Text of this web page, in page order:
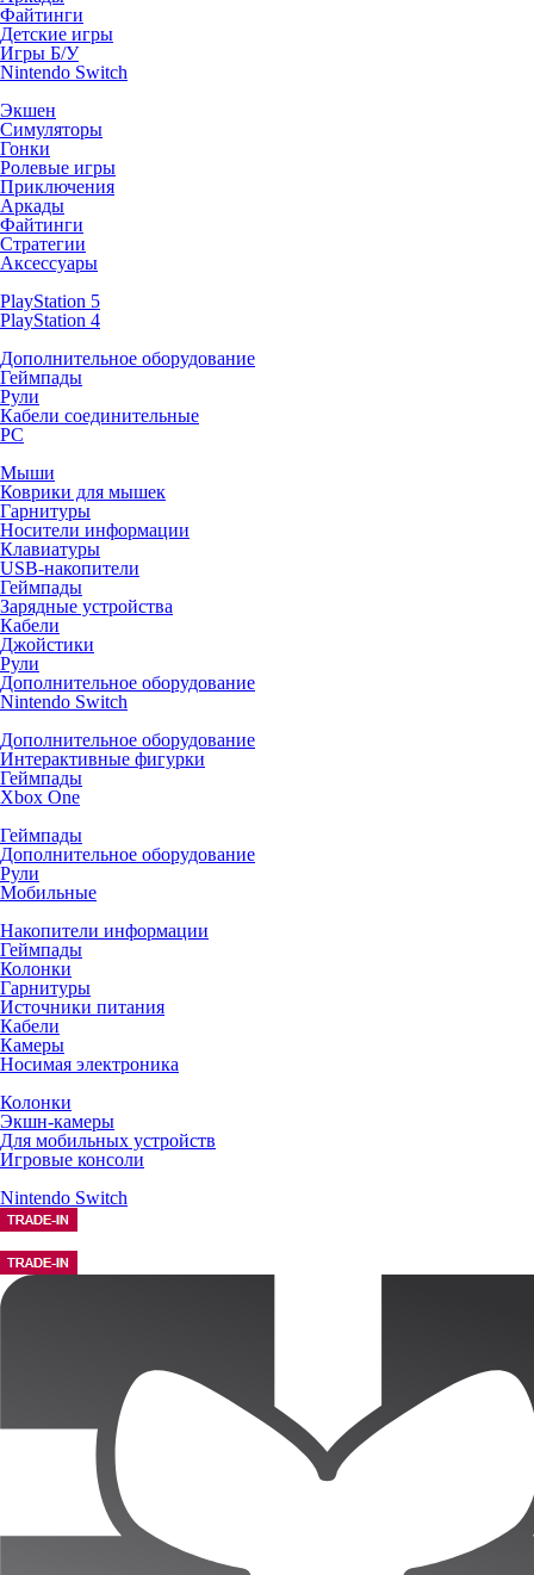
Файтинги
Детские игры
Игры Б/У
Nintendo Switch
Экшен
Симуляторы
Гонки
Ролевые игры
Приключения
Аркады
Файтинги
Стратегии
Аксессуары
PlayStation 5
PlayStation 4
Дополнительное оборудование
Геймпады
Рули
Кабели соединительные
PC
Мыши
Коврики для мышек
Гарнитуры
Носители информации
Клавиатуры
USB-накопители
Геймпады
Зарядные устройства
Кабели
Джойстики
Рули
Дополнительное оборудование
Nintendo Switch
Дополнительное оборудование
Интерактивные фигурки
Геймпады
Xbox One
Геймпады
Дополнительное оборудование
Рули
Мобильные
Накопители информации
Геймпады
Колонки
Гарнитуры
Источники питания
Кабели
Камеры
Носимая электроника
Колонки
Экшн-камеры
Для мобильных устройств
Игровые консоли
Nintendo Switch